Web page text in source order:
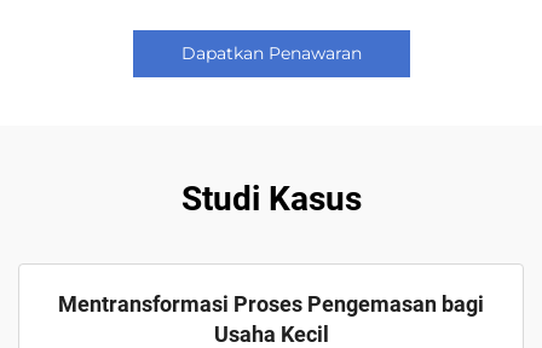
Dapatkan Penawaran
Studi Kasus
Mentransformasi Proses Pengemasan bagi
Usaha Kecil